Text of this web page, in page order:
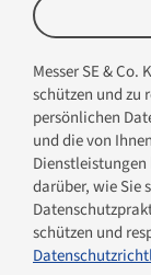
Messer SE &
schützen und zu
persönlichen
und die von
darüber, wie Sie
schützen und